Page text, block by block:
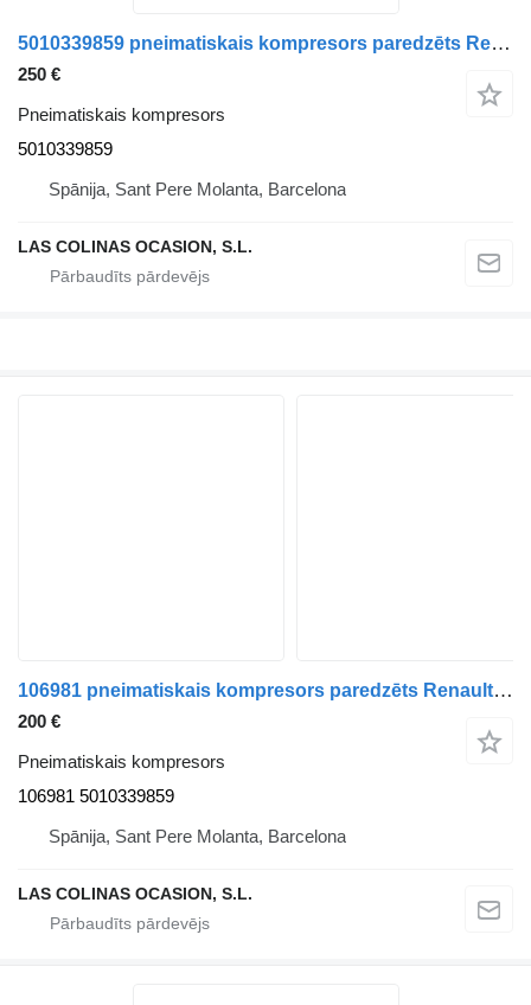
5010339859 pneimatiskais kompresors paredzēts Renault Premium kravas automašīnas
250 €
Pneimatiskais kompresors
5010339859
Spānija, Sant Pere Molanta, Barcelona
LAS COLINAS OCASION, S.L.
106981 pneimatiskais kompresors paredzēts Renault PREMIUM 420 kravas automašīnas
200 €
Pneimatiskais kompresors
106981 5010339859
Spānija, Sant Pere Molanta, Barcelona
LAS COLINAS OCASION, S.L.